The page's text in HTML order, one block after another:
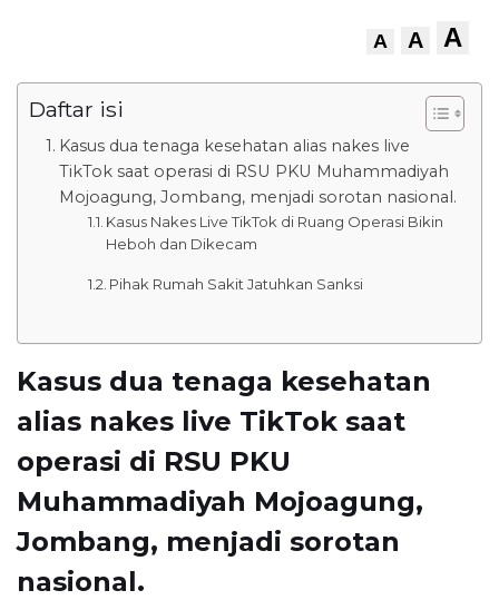
A A A
Daftar isi
Kasus dua tenaga kesehatan alias nakes live
TikTok saat operasi di RSU PKU Muhammadiyah
Mojoagung, Jombang, menjadi sorotan nasional.
Kasus Nakes Live TikTok di Ruang Operasi Bikin
Heboh dan Dikecam
Pihak Rumah Sakit Jatuhkan Sanksi
Kasus dua tenaga kesehatan
alias nakes live TikTok saat
operasi di RSU PKU
Muhammadiyah Mojoagung,
Jombang, menjadi sorotan
nasional.